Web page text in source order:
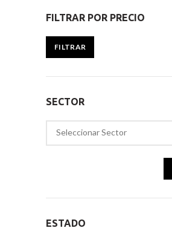
FILTRAR POR PRECIO
FILTRAR
SECTOR
ESTADO